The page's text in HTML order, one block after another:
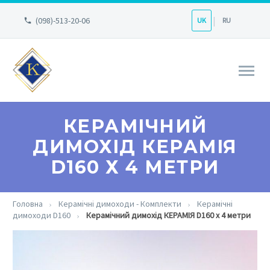
(098)-513-20-06 UK RU
КЕРАМІЧНИЙ
ДИМОХІД КЕРАМІЯ
D160 Х 4 МЕТРИ
Головна Керамічні димоходи - Комплекти
Керамічні
димоходи D160
Керамічний димохід КЕРАМІЯ D160 х 4 метри